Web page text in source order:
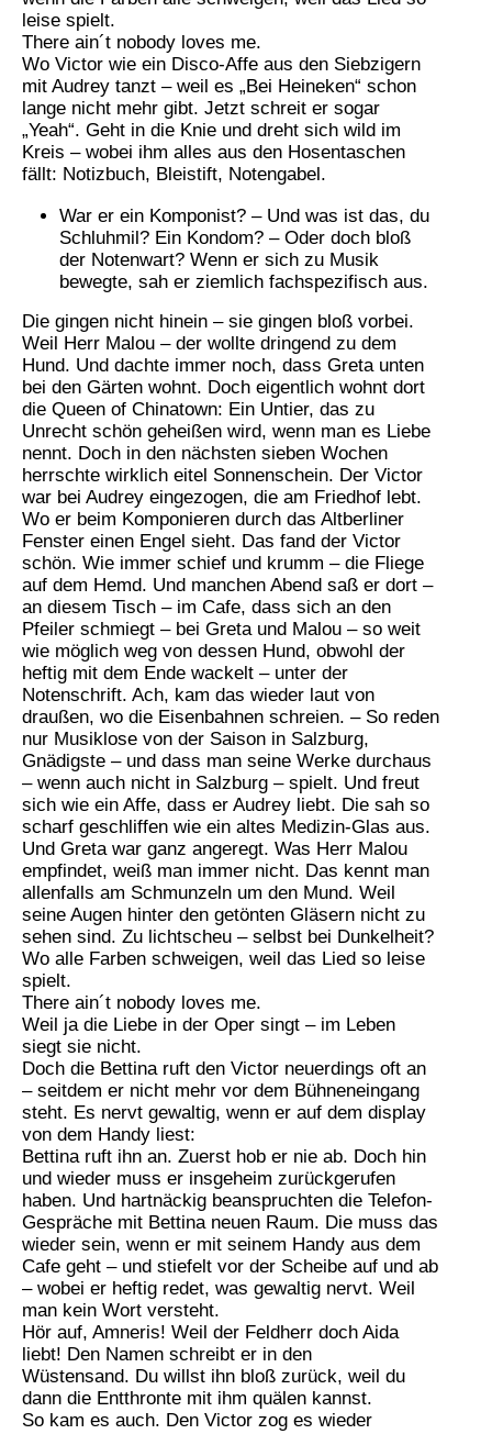
leise spielt.
There ain´t nobody loves me.
Wo Victor wie ein Disco-Affe aus den Siebzigern
mit Audrey tanzt – weil es „Bei Heineken“ schon
lange nicht mehr gibt. Jetzt schreit er sogar
„Yeah“. Geht in die Knie und dreht sich wild im
Kreis – wobei ihm alles aus den Hosentaschen
fällt: Notizbuch, Bleistift, Notengabel.
War er ein Komponist? – Und was ist das, du
Schluhmil? Ein Kondom? – Oder doch bloß
der Notenwart? Wenn er sich zu Musik
bewegte, sah er ziemlich fachspezifisch aus.
Die gingen nicht hinein – sie gingen bloß vorbei.
Weil Herr Malou – der wollte dringend zu dem
Hund. Und dachte immer noch, dass Greta unten
bei den Gärten wohnt. Doch eigentlich wohnt dort
die Queen of Chinatown: Ein Untier, das zu
Unrecht schön geheißen wird, wenn man es Liebe
nennt. Doch in den nächsten sieben Wochen
herrschte wirklich eitel Sonnenschein. Der Victor
war bei Audrey eingezogen, die am Friedhof lebt.
Wo er beim Komponieren durch das Altberliner
Fenster einen Engel sieht. Das fand der Victor
schön. Wie immer schief und krumm – die Fliege
auf dem Hemd. Und manchen Abend saß er dort –
an diesem Tisch – im Cafe, dass sich an den
Pfeiler schmiegt – bei Greta und Malou – so weit
wie möglich weg von dessen Hund, obwohl der
heftig mit dem Ende wackelt – unter der
Notenschrift. Ach, kam das wieder laut von
draußen, wo die Eisenbahnen schreien. – So reden
nur Musiklose von der Saison in Salzburg,
Gnädigste – und dass man seine Werke durchaus
– wenn auch nicht in Salzburg – spielt. Und freut
sich wie ein Affe, dass er Audrey liebt. Die sah so
scharf geschliffen wie ein altes Medizin-Glas aus.
Und Greta war ganz angeregt. Was Herr Malou
empfindet, weiß man immer nicht. Das kennt man
allenfalls am Schmunzeln um den Mund. Weil
seine Augen hinter den getönten Gläsern nicht zu
sehen sind. Zu lichtscheu – selbst bei Dunkelheit?
Wo alle Farben schweigen, weil das Lied so leise
spielt.
There ain´t nobody loves me.
Weil ja die Liebe in der Oper singt – im Leben
siegt sie nicht.
Doch die Bettina ruft den Victor neuerdings oft an
– seitdem er nicht mehr vor dem Bühneneingang
steht. Es nervt gewaltig, wenn er auf dem display
von dem Handy liest:
Bettina ruft ihn an. Zuerst hob er nie ab. Doch hin
und wieder muss er insgeheim zurückgerufen
haben. Und hartnäckig beanspruchten die Telefon-
Gespräche mit Bettina neuen Raum. Die muss das
wieder sein, wenn er mit seinem Handy aus dem
Cafe geht – und stiefelt vor der Scheibe auf und ab
– wobei er heftig redet, was gewaltig nervt. Weil
man kein Wort versteht.
Hör auf, Amneris! Weil der Feldherr doch Aida
liebt! Den Namen schreibt er in den
Wüstensand. Du willst ihn bloß zurück, weil du
dann die Entthronte mit ihm quälen kannst.
So kam es auch. Den Victor zog es wieder